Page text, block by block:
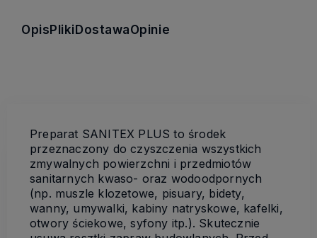
OpisPlikiDostawaOpinie
Preparat SANITEX PLUS to środek
przeznaczony do czyszczenia wszystkich
zmywalnych powierzchni i przedmiotów
sanitarnych kwaso- oraz wodoodpornych
(np. muszle klozetowe, pisuary, bidety,
wanny, umywalki, kabiny natryskowe, kafelki,
otwory ściekowe, syfony itp.). Skutecznie